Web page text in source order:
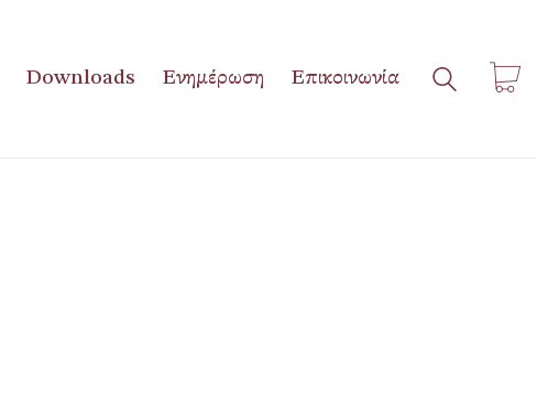
Downloads Ενημέρωση Επικοινωνία